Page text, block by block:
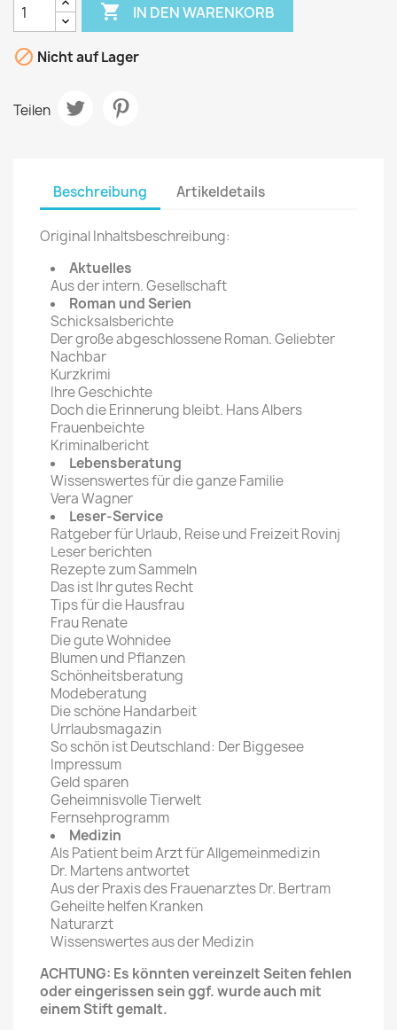
 IN DEN WARENKORB
 Nicht auf Lager
Teilen
Beschreibung Artikeldetails
Original Inhaltsbeschreibung:
Aktuelles
Aus der intern. Gesellschaft
Roman und Serien
Schicksalsberichte
Der große abgeschlossene Roman. Geliebter
Nachbar
Kurzkrimi
Ihre Geschichte
Doch die Erinnerung bleibt. Hans Albers
Frauenbeichte
Kriminalbericht
Lebensberatung
Wissenswertes für die ganze Familie
Vera Wagner
Leser-Service
Ratgeber für Urlaub, Reise und Freizeit Rovinj
Leser berichten
Rezepte zum Sammeln
Das ist Ihr gutes Recht
Tips für die Hausfrau
Frau Renate
Die gute Wohnidee
Blumen und Pflanzen
Schönheitsberatung
Modeberatung
Die schöne Handarbeit
Urrlaubsmagazin
So schön ist Deutschland: Der Biggesee
Impressum
Geld sparen
Geheimnisvolle Tierwelt
Fernsehprogramm
Medizin
Als Patient beim Arzt für Allgemeinmedizin
Dr. Martens antwortet
Aus der Praxis des Frauenarztes Dr. Bertram
Geheilte helfen Kranken
Naturarzt
Wissenswertes aus der Medizin
ACHTUNG: Es könnten vereinzelt Seiten fehlen
oder eingerissen sein ggf. wurde auch mit
einem Stift gemalt.